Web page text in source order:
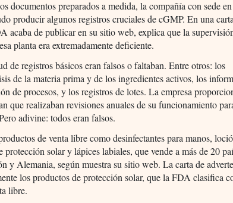
documentos preparados a medida, la compañía con sede en
producir algunos registros cruciales de cGMP. En una
acaba de publicar en su sitio web, explica que la
planta era extremadamente deficiente.
de registros básicos eran falsos o faltaban. Entre otros: los
de la materia prima y de los ingredientes activos, los
de procesos, y los registros de lotes. La empresa
que realizaban revisiones anuales de su funcionamiento
adivine: todos eran falsos.
de venta libre como desinfectantes para manos,
protección solar y lápices labiales, que vende a más de 20
y Alemania, según muestra su sitio web. La carta de
los productos de protección solar, que la FDA clasifica
libre.